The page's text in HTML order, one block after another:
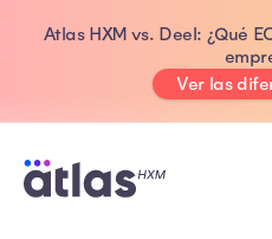
Atlas HXM vs. Deel: ¿Qué
Ver las